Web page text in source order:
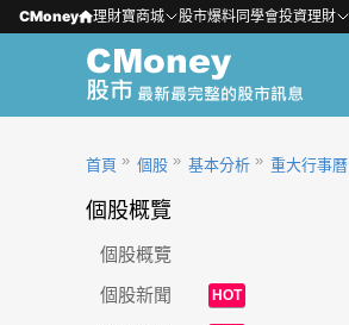
CMoney 理財寶商城 股市爆料同學會投資理財
首頁 個股 基本分析 重大行事曆
個股概覽
個股概覽
個股新聞
HOT